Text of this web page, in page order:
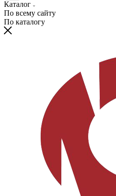
Каталог
По всему сайту
По каталогу